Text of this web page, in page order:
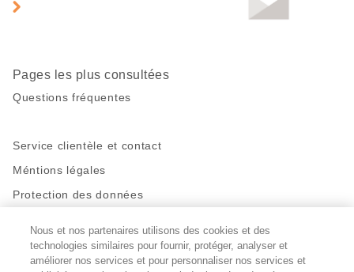
Pages les plus consultées
Questions fréquentes
Service clientèle et contact
Méntions légales
Protection des données
Restez en contact!
Facebook
http://twitter.com/migros
https://www.youtube.com/user/
PinterestInstagram
Nous et nos partenaires utilisons des cookies et des
technologies similaires pour fournir, protéger, analyser et
améliorer nos services et pour personnaliser nos services et